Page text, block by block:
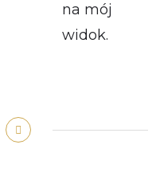
na mój
widok.